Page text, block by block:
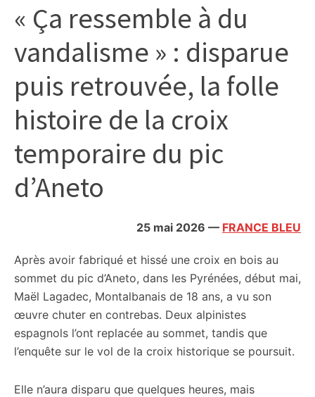
culture,
politique,
météo,
divers
initiatives
« Ça ressemble à du
vandalisme » : disparue
puis retrouvée, la folle
histoire de la croix
temporaire du pic
d’Aneto
25 mai 2026 — FRANCE BLEU
Après avoir fabriqué et hissé une croix en bois au
sommet du pic d’Aneto, dans les Pyrénées, début mai,
Maël Lagadec, Montalbanais de 18 ans, a vu son
œuvre chuter en contrebas. Deux alpinistes
espagnols l’ont replacée au sommet, tandis que
l’enquête sur le vol de la croix historique se poursuit.
Elle n’aura disparu que quelques heures, mais